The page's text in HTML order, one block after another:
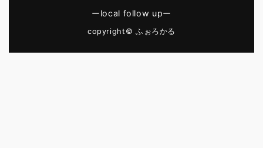
ーlocal follow upー
copyright© ふぉろかる